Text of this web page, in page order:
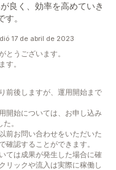
良く、効率を高めていき
。
17 de abril de 2023
とうございます。
す。
前後しますが、運用開始まで
開始については、お申し込み
。
前お問い合わせをいただいた
認することができます。
ては成果が発生した場合に確
リックや流入は実際に稼働し